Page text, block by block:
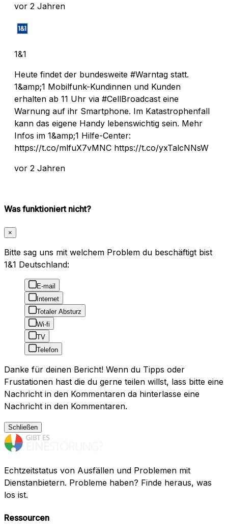
vor 2 Jahren
1&1
Heute findet der bundesweite #Warntag statt.
1&amp;1 Mobilfunk-Kundinnen und Kunden
erhalten ab 11 Uhr via #CellBroadcast eine
Warnung auf ihr Smartphone. Im Katastrophenfall
kann das eigene Handy lebenswichtig sein. Mehr
Infos im 1&amp;1 Hilfe-Center:
https://t.co/mlfuX7vMNC https://t.co/yxTalcNNsW
vor 2 Jahren
Was funktioniert nicht?
×
Bitte sag uns mit welchem Problem du beschäftigt bist
1&1 Deutschland:
E-mail
Internet
Totaler Absturz
Wi-fi
TV
Telefon
Danke für deinen Bericht! Wenn du Tipps oder
Frustationen hast die du gerne teilen willst, lass bitte eine
Nachricht in den Kommentaren da hinterlasse eine
Nachricht in den Kommentaren.
Schließen
Echtzeitstatus von Ausfällen und Problemen mit
Dienstanbietern. Probleme haben? Finde heraus, was
los ist.
Ressourcen